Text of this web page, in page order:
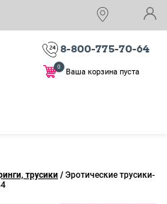
8-800-775-70-64
Ваша корзина пуста
0
трусики / Эротические трусики-